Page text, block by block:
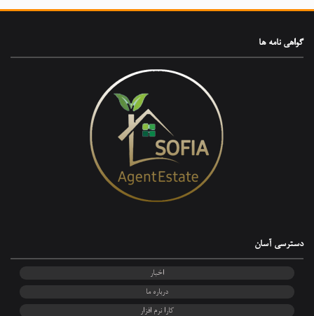
گواهی‌ نامه ها
دسترسی آسان
اخبار
درباره ما
کارا نرم افزار